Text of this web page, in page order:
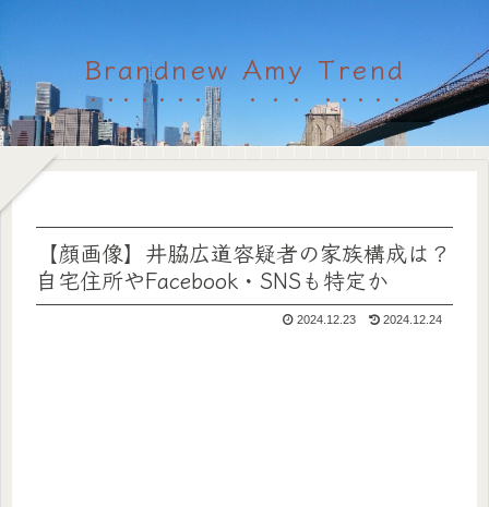
Brandnew Amy Trend
【顔画像】井脇広道容疑者の家族構成は？
自宅住所やFacebook・SNSも特定か
2024.12.23 2024.12.24